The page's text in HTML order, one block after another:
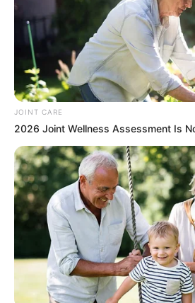
วันนี้เป็นอีกหนึ่งวันที่ดวงดีสุด
ทำบุญตามวัดวาอารามต่างๆอย่
ปัญหาเรื่องอะไรจะพบทางออ
ได้ บางท่านอาจมีโชคลาภเข้า
คนวันศุกร์
ไพ่ประจำวันของท่านในวันนี้ คื
JOINT CARE
2026 Joint Wellness Assessment Is